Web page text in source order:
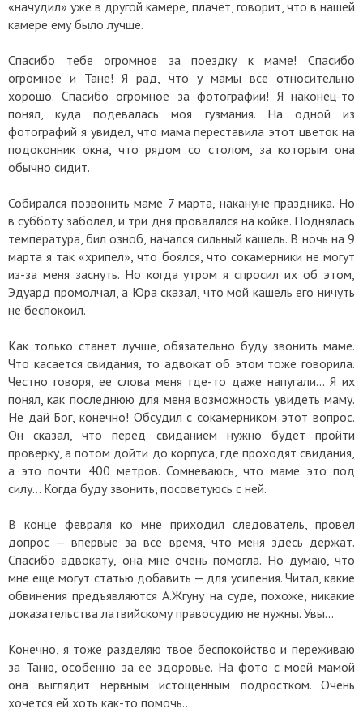
«начудил» уже в другой камере, плачет, говорит, что в нашей
камере ему было лучше.
Спасибо тебе огромное за поездку к маме! Спасибо
огромное и Тане! Я рад, что у мамы все относительно
хорошо. Спасибо огромное за фотографии! Я наконец-то
понял, куда подевалась моя гузмания. На одной из
фотографий я увидел, что мама переставила этот цветок на
подоконник окна, что рядом со столом, за которым она
обычно сидит.
Собирался позвонить маме 7 марта, накануне праздника. Но
в субботу заболел, и три дня провалялся на койке. Поднялась
температура, бил озноб, начался сильный кашель. В ночь на 9
марта я так «хрипел», что боялся, что сокамерники не могут
из-за меня заснуть. Но когда утром я спросил их об этом,
Эдуард промолчал, а Юра сказал, что мой кашель его ничуть
не беспокоил.
Как только станет лучше, обязательно буду звонить маме.
Что касается свидания, то адвокат об этом тоже говорила.
Честно говоря, ее слова меня где-то даже напугали… Я их
понял, как последнюю для меня возможность увидеть маму.
Не дай Бог, конечно! Обсудил с сокамерником этот вопрос.
Он сказал, что перед свиданием нужно будет пройти
проверку, а потом дойти до корпуса, где проходят свидания,
а это почти 400 метров. Сомневаюсь, что маме это под
силу… Когда буду звонить, посоветуюсь с ней.
В конце февраля ко мне приходил следователь, провел
допрос — впервые за все время, что меня здесь держат.
Спасибо адвокату, она мне очень помогла. Но думаю, что
мне еще могут статью добавить — для усиления. Читал, какие
обвинения предъявляются А.Жгуну на суде, похоже, никакие
доказательства латвийскому правосудию не нужны. Увы…
Конечно, я тоже разделяю твое беспокойство и переживаю
за Таню, особенно за ее здоровье. На фото с моей мамой
она выглядит нервным истощенным подростком. Очень
хочется ей хоть как-то помочь…